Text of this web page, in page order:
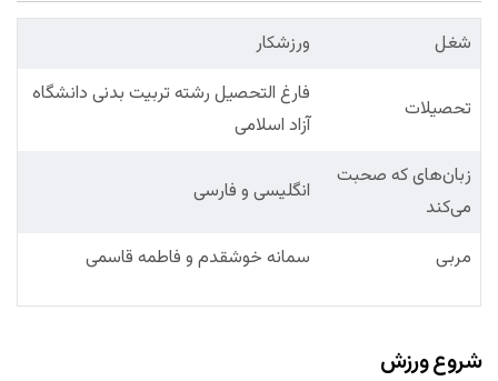
شغل ورزشکار
تحصیلات
فارغ التحصیل رشته تربیت بدنی دانشگاه
آزاد اسلامی
زبان‌های که صحبت
می‌کند
انگلیسی و فارسی
مربی سمانه خوشقدم و فاطمه قاسمی
شروع ورزش